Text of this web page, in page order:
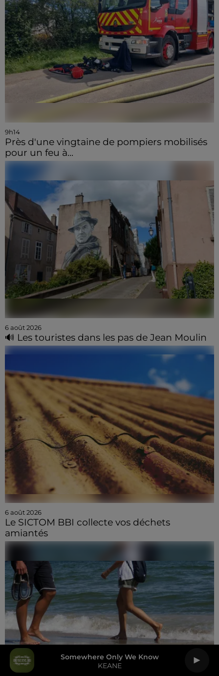
Somewhere Only We Know
KEANE
9h14
Près d'une vingtaine de pompiers mobilisés
pour un feu à...
6 août 2026
🔊 Les touristes dans les pas de Jean Moulin
6 août 2026
Le SICTOM BBI collecte vos déchets
amiantés